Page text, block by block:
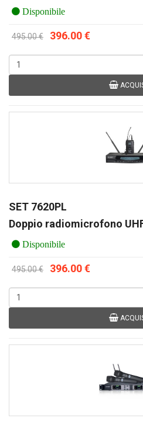
Disponibile
495.00 € 396.00 €
SET 7620PL
Doppio radiomicrofono
Disponibile
495.00 € 396.00 €